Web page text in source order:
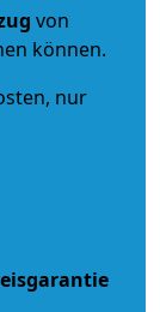
von
können.
nur